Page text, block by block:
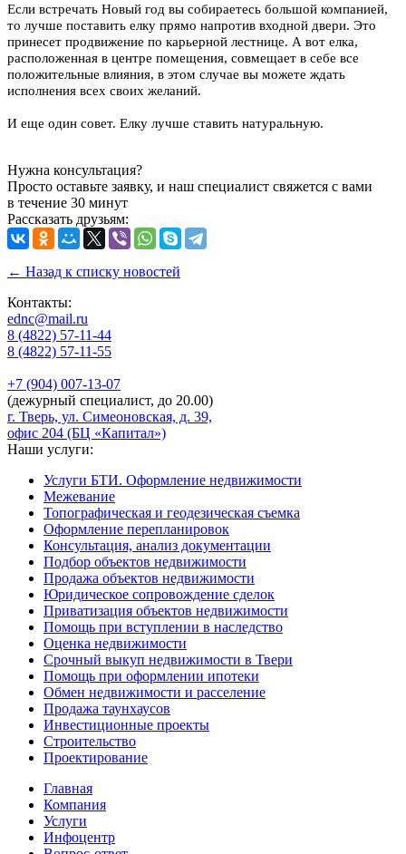
Если встречать Новый год вы собираетесь большой компанией,
то лучше поставить елку прямо напротив входной двери. Это
принесет продвижение по карьерной лестнице. А вот елка,
расположенная в центре помещения, совмещает в себе все
положительные влияния, в этом случае вы можете ждать
исполнения всех своих желаний.
И еще один совет. Елку лучше ставить натуральную.
Нужна консультация?
Просто оставьте заявку, и наш специалист свяжется с вами
в течение 30 минут
Рассказать друзьям:
← Назад к списку новостей
Контакты:
ednc@mail.ru
8 (4822) 57-11-44
8 (4822) 57-11-55
+7 (904) 007-13-07
(дежурный специалист, до 20.00)
г. Тверь, ул. Симеоновская, д. 39,
офис 204 (БЦ «Капитал»)
Наши услуги:
Услуги БТИ. Оформление недвижимости
Межевание
Топографическая и геодезическая съемка
Оформление перепланировок
Консультация, анализ документации
Подбор объектов недвижимости
Продажа объектов недвижимости
Юридическое сопровождение сделок
Приватизация объектов недвижимости
Помощь при вступлении в наследство
Оценка недвижимости
Срочный выкуп недвижимости в Твери
Помощь при оформлении ипотеки
Обмен недвижимости и расселение
Продажа таунхаусов
Инвестиционные проекты
Строительство
Проектирование
Главная
Компания
Услуги
Инфоцентр